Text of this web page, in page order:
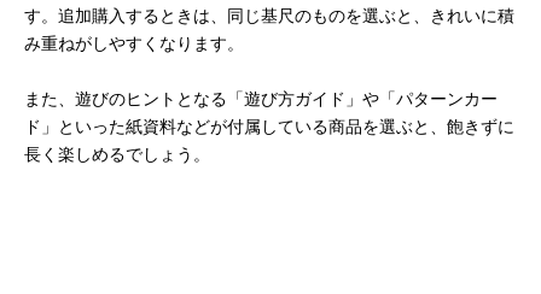
す。追加購入するときは、同じ基尺のものを選ぶと、きれいに積
み重ねがしやすくなります。
また、遊びのヒントとなる「遊び方ガイド」や「パターンカー
ド」といった紙資料などが付属している商品を選ぶと、飽きずに
長く楽しめるでしょう。